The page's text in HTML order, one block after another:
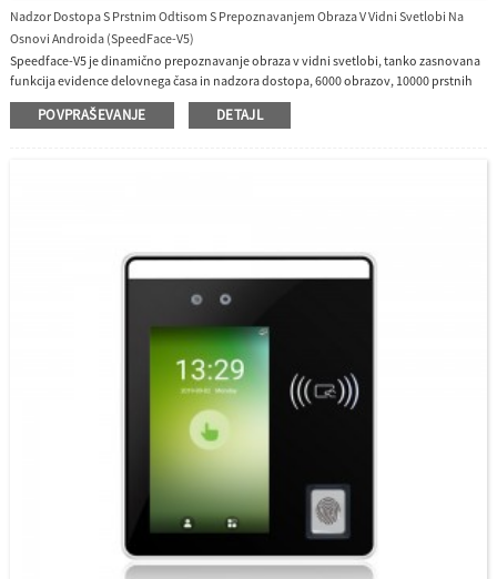
Nadzor Dostopa S Prstnim Odtisom S Prepoznavanjem Obraza V Vidni Svetlobi Na
Osnovi Androida (SpeedFace-V5)
Speedface-V5 je dinamično prepoznavanje obraza v vidni svetlobi, tanko zasnovana
funkcija evidence delovnega časa in nadzora dostopa, 6000 obrazov, 10000 prstnih
odtisov, operacijski sistem Android, 5-palčni zaslon na dotik, temelji na vidni
svetlobi, lahko deluje pod močno sončno svetlobo, imamo splet programsko
POVPRAŠEVANJE DETAJL